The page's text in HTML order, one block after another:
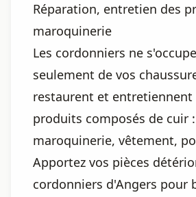
Réparation, entretien des
maroquinerie
Les cordonniers ne
seulement de vos
restaurent et entretiennent
produits composés de cuir :
maroquinerie, vêtement,
Apportez vos pièces
cordonniers d'Angers pour